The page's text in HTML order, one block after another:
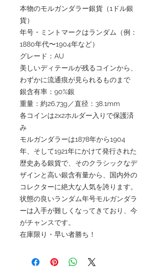
本物のモルガンダラー銀貨（1ドル銀
貨）
年号・ミントマークはランダム（例：
1880年代〜1904年など）
グレード：AU
美しいディテールが残るコインから、
わずかに流通痕が見られるものまで
銀含有率：90%銀
重量：約26.73g／直径：38.1mm
各コインは2x2ホルダー入りで保護済
み
モルガンダラーは1878年から1904
年、そして1921年にかけて発行された
歴史ある銀貨で、そのクラシックなデ
ザインと高い銀含有量から、国内外の
コレクターに絶大な人気を誇ります。
状態の良いランダム年号モルガンダラ
ーは入手が難しくなってきており、今
がチャンスです。
在庫限り・早い者勝ち！